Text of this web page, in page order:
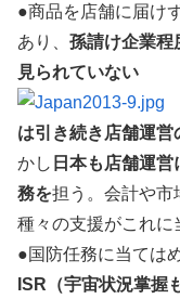
●商品を店舗に届け
あり、 孫請け企業程
見られていない
は引き続き店舗運
かし 日本も店舗運
務を担う。会計や市
種々の支援がこれに
●国防任務に当ては
ISR（宇宙状況掌握